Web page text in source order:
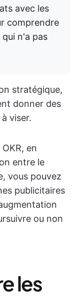
avec les
comprendre
n'a pas
stratégique,
donner des
viser.
en
entre le
vous pouvez
publicitaires
ou non
les